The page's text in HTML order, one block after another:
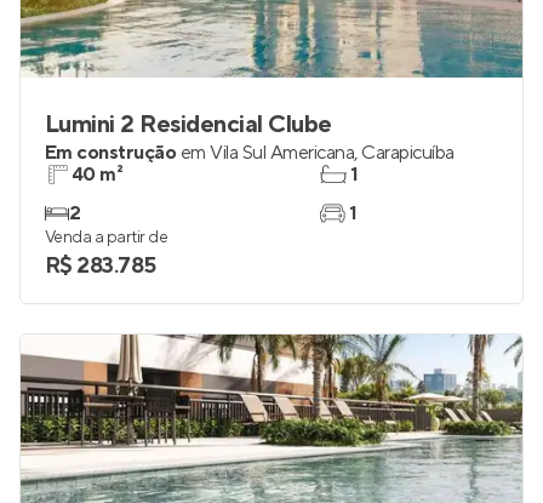
Lumini 2 Residencial Clube
Em construção em Vila Sul Americana, Carapicuíba
40 m²
2
1
1
Venda a partir de
R$ 283.785